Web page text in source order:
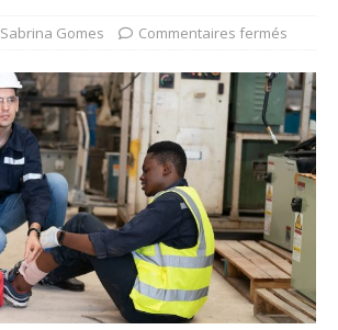
Sabrina Gomes Commentaires fermés